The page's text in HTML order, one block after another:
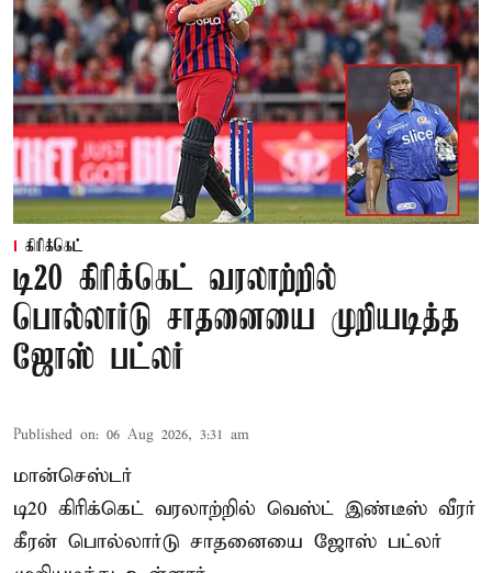
கிரிக்கெட்
டி20 கிரிக்கெட் வரலாற்றில்
பொல்லார்டு சாதனையை முறியடித்த
ஜோஸ் பட்லர்
Published on: 06 Aug 2026, 3:31 am
மான்செஸ்டர்
டி20 கிரிக்கெட் வரலாற்றில் வெஸ்ட் இண்டீஸ் வீரர்
கீரன் பொல்லார்டு சாதனையை ஜோஸ் பட்லர்